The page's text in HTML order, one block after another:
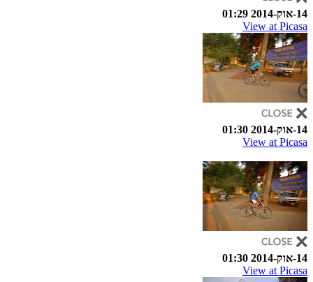
14-אוק-2014 01:29
View at Picasa
14-אוק-2014 01:30
View at Picasa
14-אוק-2014 01:30
View at Picasa